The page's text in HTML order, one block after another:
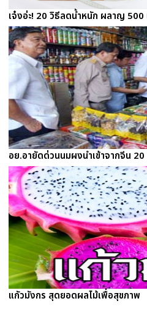
เจ๋งอ่ะ! 20 วิธีลดน้ำหนัก ผลาญ
อย.อายัดด่วนนมผงนำเข้าจากจีน
แกัวมังกร สุดยอดผลไม้เพื่อสุขภาพ